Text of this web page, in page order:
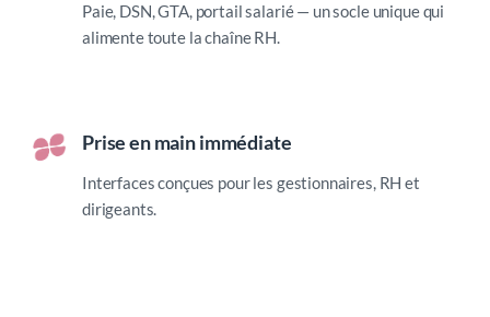
Paie, DSN, GTA, portail salarié — un socle unique qui
alimente toute la chaîne RH.
Prise en main immédiate
Interfaces conçues pour les gestionnaires, RH et
dirigeants.